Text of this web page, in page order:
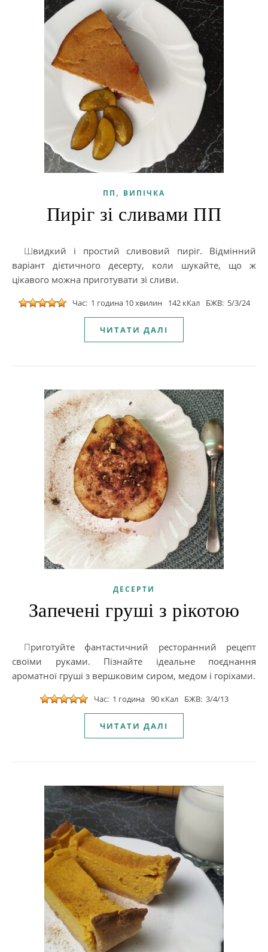
ПП , ВИПІЧКА
Пиріг зі сливами ПП
Швидкий і простий сливовий пиріг. Відмінний
варіант дієтичного десерту, коли шукайте, що ж
цікавого можна приготувати зі сливи.
Час: 1 година 10 хвилин 142 кКал БЖВ: 5/3/24
ЧИТАТИ ДАЛІ
ДЕСЕРТИ
Запечені груші з рікотою
Приготуйте фантастичний ресторанний рецепт
своїми руками. Пізнайте ідеальне поєднання
ароматної груші з вершковим сиром, медом і горіхами.
Час: 1 година 90 кКал БЖВ: 3/4/13
ЧИТАТИ ДАЛІ